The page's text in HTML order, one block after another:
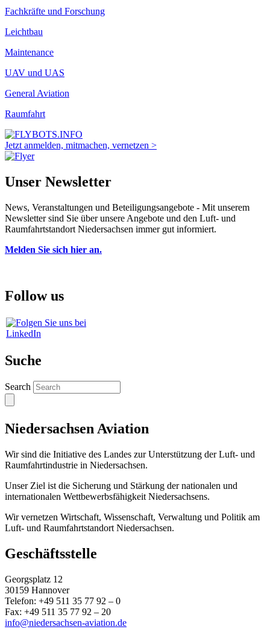
Fachkräfte und Forschung
Leichtbau
Maintenance
UAV und UAS
General Aviation
Raumfahrt
Jetzt anmelden, mitmachen, vernetzen >
Unser Newsletter
News, Veranstaltungen und Beteiligungsangebote - Mit unserem
Newsletter sind Sie über unsere Angebote und den Luft- und
Raumfahrtstandort Niedersachsen immer gut informiert.
Melden Sie sich hier an.
Follow us
Suche
Search
Niedersachsen Aviation
Wir sind die Initiative des Landes zur Unterstützung der Luft- und
Raumfahrtindustrie in Niedersachsen.
Unser Ziel ist die Sicherung und Stärkung der nationalen und
internationalen Wettbewerbsfähigkeit Niedersachsens.
Wir vernetzen Wirtschaft, Wissenschaft, Verwaltung und Politik am
Luft- und Raumfahrtstandort Niedersachsen.
Geschäftsstelle
Georgsplatz 12
30159 Hannover
Telefon: +49 511 35 77 92 – 0
Fax: +49 511 35 77 92 – 20
info@niedersachsen-aviation.de